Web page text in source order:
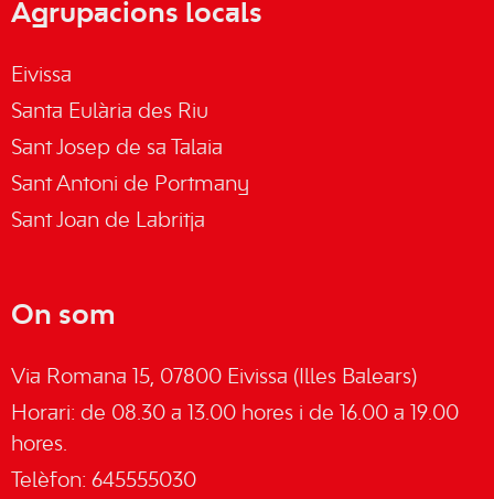
Agrupacions locals
Eivissa
Santa Eulària des Riu
Sant Josep de sa Talaia
Sant Antoni de Portmany
Sant Joan de Labritja
On som
Via Romana 15, 07800 Eivissa (Illes Balears)
Horari: de 08.30 a 13.00 hores i de 16.00 a 19.00
hores.
Telèfon: 645555030